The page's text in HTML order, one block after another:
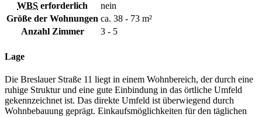
WBS erforderlich
nein
Größe der Wohnungen ca. 38 - 73 m²
Anzahl Zimmer
3 - 5
Lage
Die Breslauer Straße 11 liegt in einem Wohnbereich, der durch eine
ruhige Struktur und eine gute Einbindung in das örtliche Umfeld
gekennzeichnet ist. Das direkte Umfeld ist überwiegend durch
Wohnbebauung geprägt. Einkaufsmöglichkeiten für den täglichen